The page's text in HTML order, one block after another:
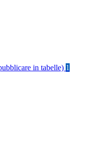
in tabelle) 1